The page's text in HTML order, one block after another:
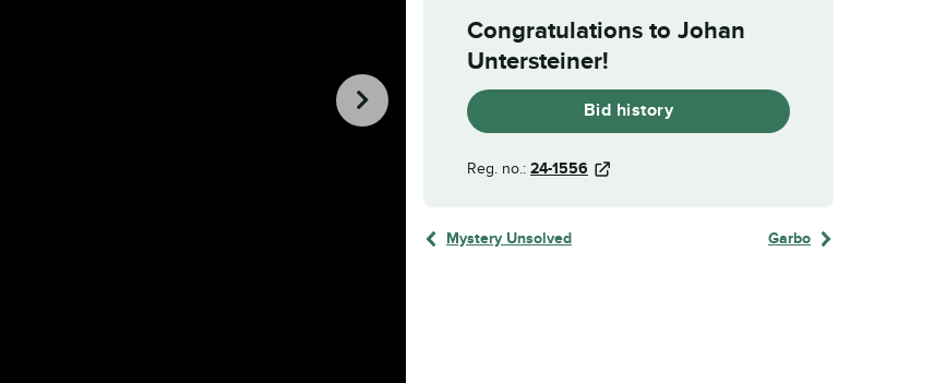
Congratulations to Johan
Untersteiner!
Bid history
Reg. no.: 24-1556
Mystery Unsolved Garbo